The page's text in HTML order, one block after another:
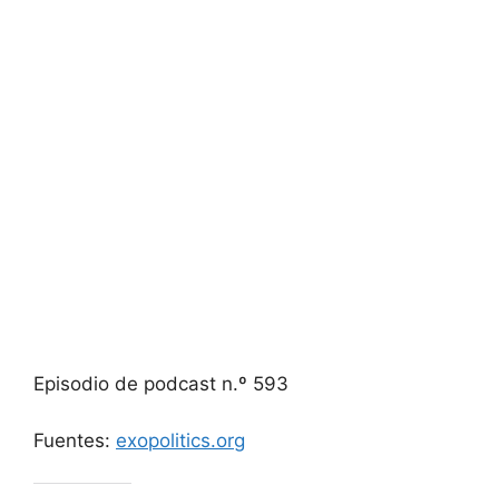
Episodio de podcast n.º 593
Fuentes: exopolitics.org